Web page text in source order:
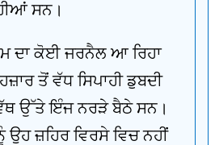
ਸਨ।
ਦਾ ਕੋਈ ਜਰਨੈਲ ਆ ਰਿਹਾ
ਤੋਂ ਵੱਧ ਸਿਪਾਹੀ ਡੁਬਦੀ
ਉੱਤੇ ਇੰਜ ਨਰੜੇ ਬੈਠੇ ਸਨ।
ਉਹ ਜ਼ਹਿਰ ਵਿਰਸੇ ਵਿਚ ਨਹੀਂ